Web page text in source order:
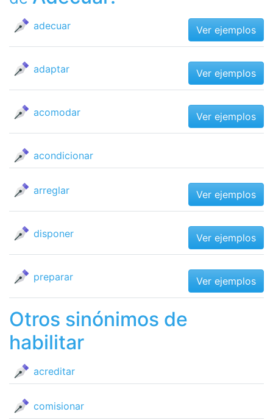
adecuar Ver ejemplos
adaptar Ver ejemplos
acomodar Ver ejemplos
acondicionar
arreglar Ver ejemplos
disponer Ver ejemplos
preparar Ver ejemplos
Otros sinónimos de
habilitar
acreditar
comisionar